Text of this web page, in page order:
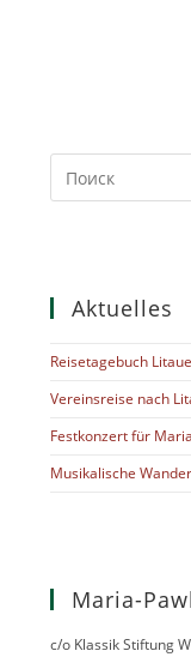
Aktuelles
Reisetagebuch
Vereinsreise nach
Festkonzert für
Musikalische
Maria-
c/o Klassik Stiftung